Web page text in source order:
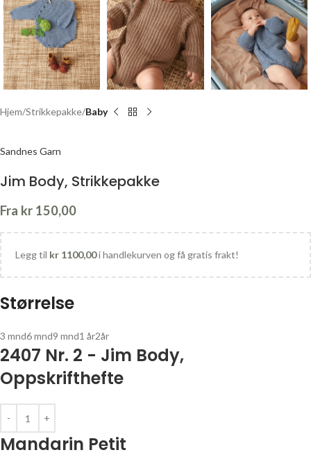
Hjem Strikkepakke Baby
Sandnes Garn
Jim Body, Strikkepakke
Fra kr 150,00
Legg til kr 1100,00i handlekurven og få gratis frakt!
Størrelse
3 mnd6 mnd9 mnd1 år2år
2407 Nr. 2 - Jim Body,
Oppskrifthefte
Mandarin Petit